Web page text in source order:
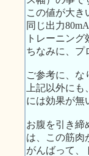
この値が大き
同じ出力
トレーニン
ちなみに、プ
ご参考に、な
上記以外に
には効果が無
お腹を引き締
は、この筋肉
がんばって、